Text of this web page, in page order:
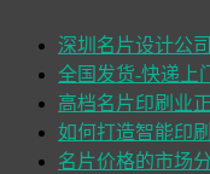
深圳名片设计公司
全国发货-快递上门
高档名片印刷业
如何打造智能印
名片价格的市场